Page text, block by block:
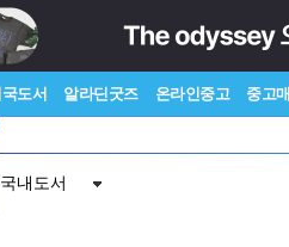
도서 알라딘굿즈 온라인중고 중고
국내도서